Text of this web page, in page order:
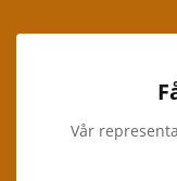
Vår